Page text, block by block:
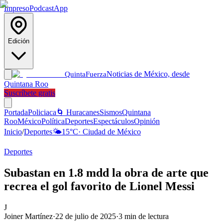
ImpresoPodcastApp
Edición
QuintaFuerzaNoticias de México, desde
Quintana Roo
Suscríbete gratis
PortadaPoliciaca 🌀 HuracanesSismosQuintana
RooMéxicoPolíticaDeportesEspectáculosOpinión
Inicio/Deportes🌤️15°C· Ciudad de México
Deportes
Subastan en 1.8 mdd la obra de arte que
recrea el gol favorito de Lionel Messi
J
Joiner Martínez·22 de julio de 2025·3 min de lectura